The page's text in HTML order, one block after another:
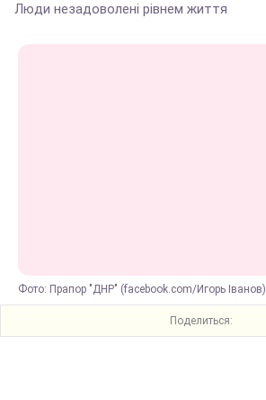
Люди незадоволені рівнем життя
Фото: Прапор "ДНР" (facebook.com/Игорь Іванов)
Поделиться: